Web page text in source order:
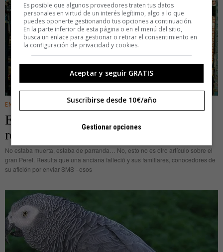
ENTRETENIMIENTO
Entierran a su abuela con el móvil y
reciben un mensaje de ‘ultratumba’
No estaba muerta, estaba de parranda… No, esto no es otro artículo sobre el
gran Peret. Resulta que una anciana falleció y sus familiares, conocedores de
su afición por enviar SMS –esos
Es posible que algunos proveedores traten tus datos
personales en virtud de un interés legítimo, algo a lo que
puedes oponerte gestionando tus opciones a continuación.
En la parte inferior de esta página o en el menú del sitio,
busca un enlace para gestionar o retirar el consentimiento en
la configuración de privacidad y cookies.
Aceptar y seguir GRATIS
Suscribirse desde 10€/año
Gestionar opciones